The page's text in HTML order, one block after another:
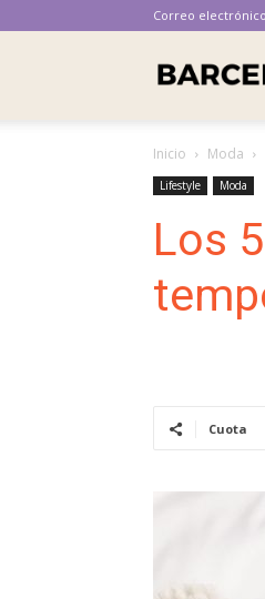
Correo
Inicio Moda
Lifestyle Moda
Los
Cuota